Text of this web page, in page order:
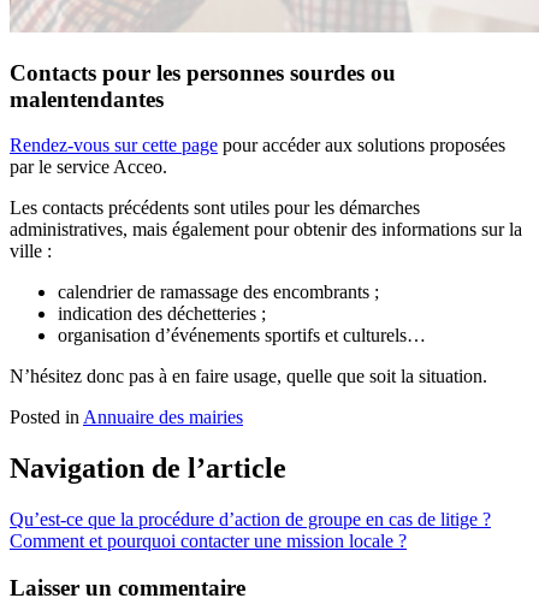
Contacts pour les personnes sourdes ou
malentendantes
Rendez-vous sur cette page pour accéder aux solutions proposées
par le service Acceo.
Les contacts précédents sont utiles pour les démarches
administratives, mais également pour obtenir des informations sur la
ville :
calendrier de ramassage des encombrants ;
indication des déchetteries ;
organisation d’événements sportifs et culturels…
N’hésitez donc pas à en faire usage, quelle que soit la situation.
Posted in Annuaire des mairies
Navigation de l’article
Qu’est-ce que la procédure d’action de groupe en cas de litige ?
Comment et pourquoi contacter une mission locale ?
Laisser un commentaire